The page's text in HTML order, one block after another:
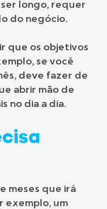
longo, requer
do negócio.
que os objetivos
se você
deve fazer de
abrir mão de
no dia a dia.
meses que irá
exemplo, um